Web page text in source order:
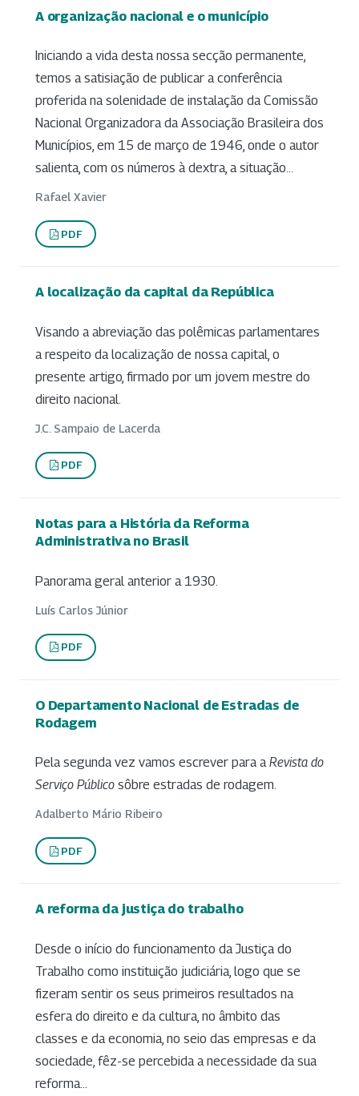
A organização nacional e o município
Iniciando a vida desta nossa secção permanente,
temos a satisiação de publicar a conferência
proferida na solenidade de instalação da Comissão
Nacional Organizadora da Associação Brasileira dos
Municípios, em 15 de março de 1946, onde o autor
salienta, com os números à dextra, a situação...
Rafael Xavier
PDF
A localização da capital da República
Visando a abreviação das polêmicas parlamentares
a respeito da localização de nossa capital, o
presente artigo, firmado por um jovem mestre do
direito nacional.
J.C. Sampaio de Lacerda
PDF
Notas para a História da Reforma
Administrativa no Brasil
Panorama geral anterior a 1930.
Luís Carlos Júnior
PDF
O Departamento Nacional de Estradas de
Rodagem
Pela segunda vez vamos escrever para aRevista do
Serviço Público sôbre estradas de rodagem.
Adalberto Mário Ribeiro
PDF
A reforma da justiça do trabalho
Desde o início do funcionamento da Justiça do
Trabalho como instituição judiciária, logo que se
fizeram sentir os seus primeiros resultados na
esfera do direito e da cultura, no âmbito das
classes e da economia, no seio das empresas e da
sociedade, fêz-se percebida a necessidade da sua
reforma...